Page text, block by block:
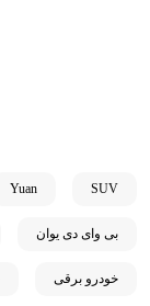
SUV
Yuan
بی وای دی یوان
خودرو برقی